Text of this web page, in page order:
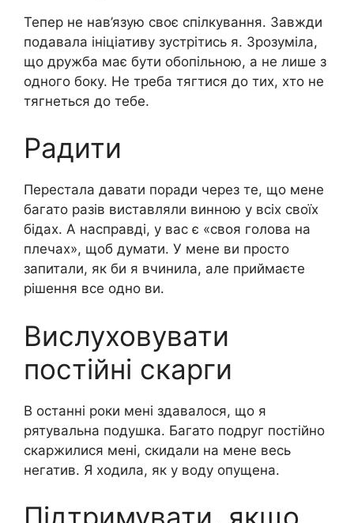
Тепер не нав’язую своє спілкування. Завжди
подавала ініціативу зустрітись я. Зрозуміла,
що дружба має бути обопільною, а не лише з
одного боку. Не треба тягтися до тих, хто не
тягнеться до тебе.
Радити
Перестала давати поради через те, що мене
багато разів виставляли винною у всіх своїх
бідах. А насправді, у вас є «своя голова на
плечах», щоб думати. У мене ви просто
запитали, як би я вчинила, але приймаєте
рішення все одно ви.
Вислуховувати
постійні скарги
В останні роки мені здавалося, що я
рятувальна подушка. Багато подруг постійно
скаржилися мені, скидали на мене весь
негатив. Я ходила, як у воду опущена.